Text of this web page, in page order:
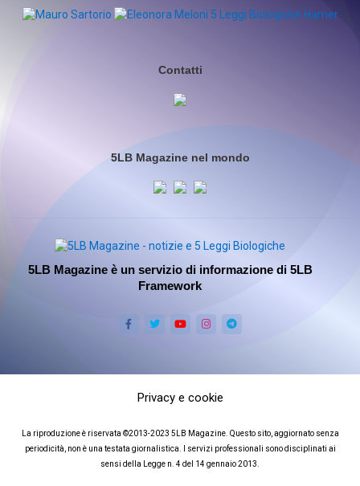
Contatti
5LB Magazine nel mondo
5LB Magazine è un servizio di informazione di 5LB
Framework
La riproduzione è riservata ©2013-2023 5LB Magazine. Questo sito, aggiornato senza
periodicità, non è una testata giornalistica. I servizi professionali sono disciplinati ai
sensi della Legge n. 4 del 14 gennaio 2013.
Privacy e cookie